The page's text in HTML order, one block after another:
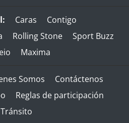
Caras
Contigo
Rolling Stone
Sport Buzz
Maxima
Somos
Contáctenos
Reglas de participación
Tránsito